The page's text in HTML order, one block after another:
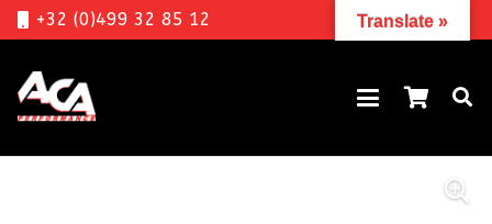
+32 (0)499 32 85 12 Translate »